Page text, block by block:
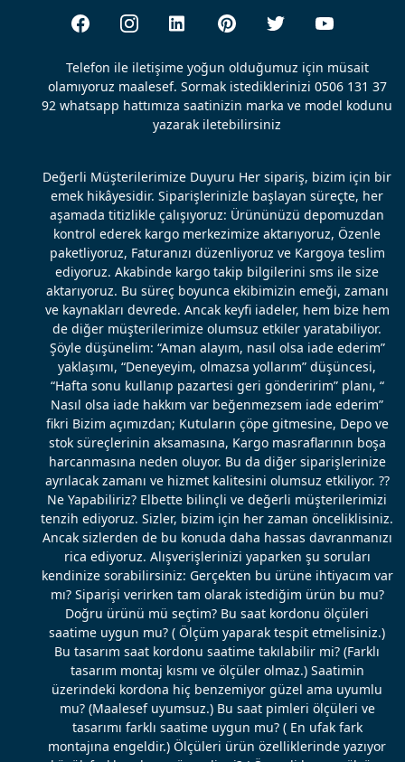
Telefon ile iletişime yoğun olduğumuz için müsait
olamıyoruz maalesef. Sormak istediklerinizi 0506 131 37
92 whatsapp hattımıza saatinizin marka ve model kodunu
yazarak iletebilirsiniz
Değerli Müşterilerimize Duyuru Her sipariş, bizim için bir
emek hikâyesidir. Siparişlerinizle başlayan süreçte, her
aşamada titizlikle çalışıyoruz: Ürününüzü depomuzdan
kontrol ederek kargo merkezimize aktarıyoruz, Özenle
paketliyoruz, Faturanızı düzenliyoruz ve Kargoya teslim
ediyoruz. Akabinde kargo takip bilgilerini sms ile size
aktarıyoruz. Bu süreç boyunca ekibimizin emeği, zamanı
ve kaynakları devrede. Ancak keyfi iadeler, hem bize hem
de diğer müşterilerimize olumsuz etkiler yaratabiliyor.
Şöyle düşünelim: “Aman alayım, nasıl olsa iade ederim”
yaklaşımı, “Deneyeyim, olmazsa yollarım” düşüncesi,
“Hafta sonu kullanıp pazartesi geri gönderirim” planı, “
Nasıl olsa iade hakkım var beğenmezsem iade ederim”
fikri Bizim açımızdan; Kutuların çöpe gitmesine, Depo ve
stok süreçlerinin aksamasına, Kargo masraflarının boşa
harcanmasına neden oluyor. Bu da diğer siparişlerinize
ayrılacak zamanı ve hizmet kalitesini olumsuz etkiliyor. ??
Ne Yapabiliriz? Elbette bilinçli ve değerli müşterilerimizi
tenzih ediyoruz. Sizler, bizim için her zaman önceliklisiniz.
Ancak sizlerden de bu konuda daha hassas davranmanızı
rica ediyoruz. Alışverişlerinizi yaparken şu soruları
kendinize sorabilirsiniz: Gerçekten bu ürüne ihtiyacım var
mı? Siparişi verirken tam olarak istediğim ürün bu mu?
Doğru ürünü mü seçtim? Bu saat kordonu ölçüleri
saatime uygun mu? ( Ölçüm yaparak tespit etmelisiniz.)
Bu tasarım saat kordonu saatime takılabilir mi? (Farklı
tasarım montaj kısmı ve ölçüler olmaz.) Saatimin
üzerindeki kordona hiç benzemiyor güzel ama uyumlu
mu? (Maalesef uyumsuz.) Bu saat pimleri ölçüleri ve
tasarımı farklı saatime uygun mu? ( En ufak fark
montajına engeldir.) Ölçüleri ürün özelliklerinde yazıyor